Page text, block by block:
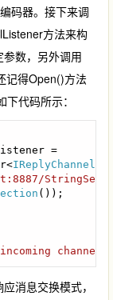
码器。接下来调
方法来构
数，另外调用
记得Open()方法
代码所示：
=
IReplyChannel
());
channel
消息交换模式，